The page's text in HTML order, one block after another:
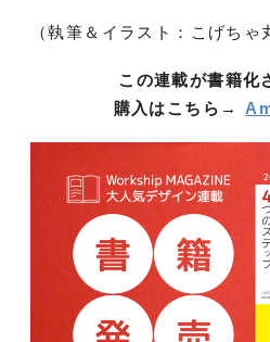
（執筆＆イラスト：こげち
この連載が書籍化
購入はこちら→